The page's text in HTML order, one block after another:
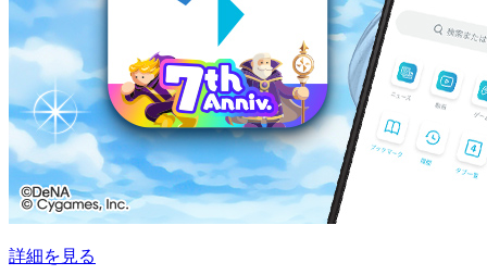
詳細を見る